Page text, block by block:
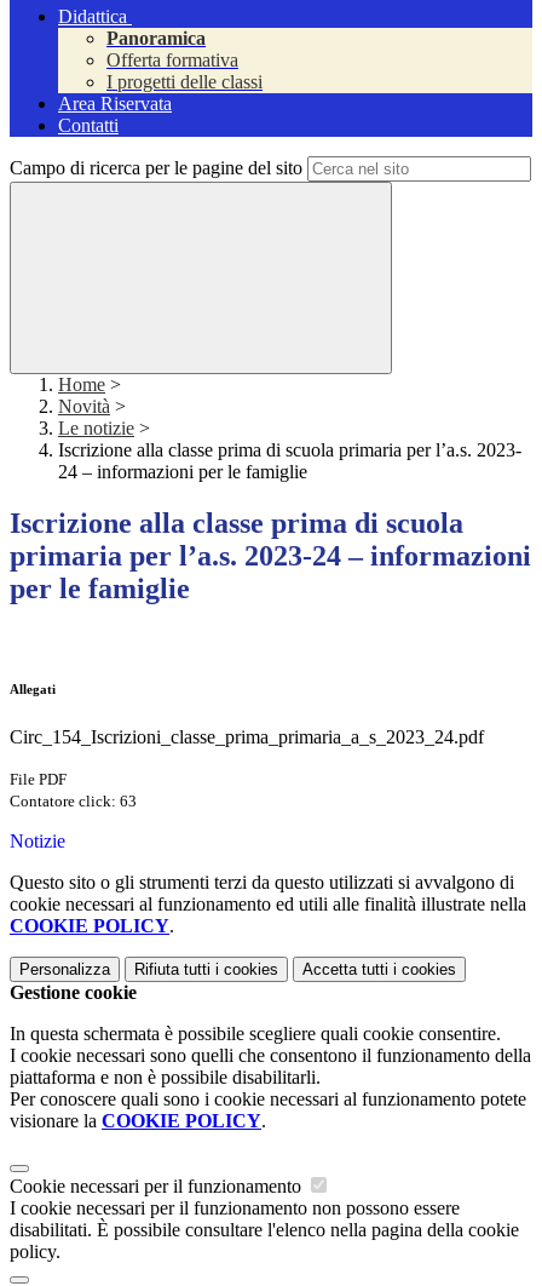
Didattica
Panoramica
Offerta formativa
I progetti delle classi
Area Riservata
Contatti
Campo di ricerca per le pagine del sito
Home >
Novità >
Le notizie >
Iscrizione alla classe prima di scuola primaria per l’a.s. 2023-
24 – informazioni per le famiglie
Iscrizione alla classe prima di scuola
primaria per l’a.s. 2023-24 – informazioni
per le famiglie
Allegati
Circ_154_Iscrizioni_classe_prima_primaria_a_s_2023_24.pdf
File PDF
Contatore click: 63
Notizie
Questo sito o gli strumenti terzi da questo utilizzati si avvalgono di
cookie necessari al funzionamento ed utili alle finalità illustrate nella
COOKIE POLICY.
Personalizza Rifiuta tutti i cookies Accetta tutti i cookies
Gestione cookie
In questa schermata è possibile scegliere quali cookie consentire.
I cookie necessari sono quelli che consentono il funzionamento della
piattaforma e non è possibile disabilitarli.
Per conoscere quali sono i cookie necessari al funzionamento potete
visionare la COOKIE POLICY.
Cookie necessari per il funzionamento
I cookie necessari per il funzionamento non possono essere
disabilitati. È possibile consultare l'elenco nella pagina della cookie
policy.